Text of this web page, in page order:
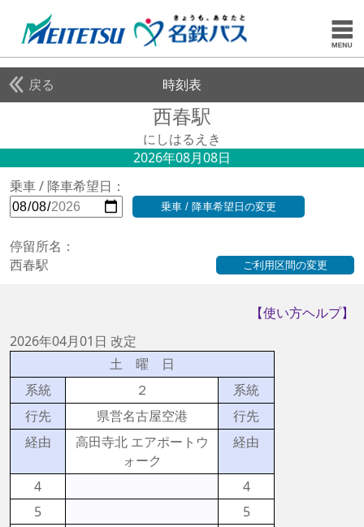
戻る 時刻表
西春駅
にしはるえき
2026年08月08日
乗車 / 降車希望日：
乗車 / 降車希望日の変更
停留所名：
西春駅
ご利用区間の変更
【使い方ヘルプ】
2026年04月01日 改定
土 曜 日
系統
２
系統
行先
県営名古屋空港
行先
経由
高田寺北 エアポートウ
ォーク
経由
4
4
5
5